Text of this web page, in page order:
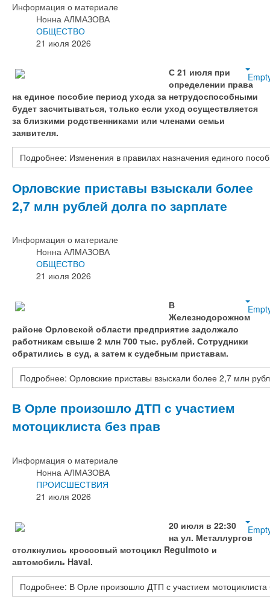
Информация о материале
Нонна АЛМАЗОВА
ОБЩЕСТВО
21 июля 2026
С 21 июля при
определении права
на единое пособие период ухода за нетрудоспособными
будет засчитываться, только если уход осуществляется
за близкими родственниками или членами семьи
заявителя.
Подробнее: Изменения в правилах назначения единого
Орловские приставы взыскали более
2,7 млн рублей долга по зарплате
Информация о материале
Нонна АЛМАЗОВА
ОБЩЕСТВО
21 июля 2026
В
Железнодорожном
районе Орловской области предприятие задолжало
работникам свыше 2 млн 700 тыс. рублей. Сотрудники
обратились в суд, а затем к судебным приставам.
Подробнее: Орловские приставы взыскали более 2,7 млн
В Орле произошло ДТП с участием
мотоциклиста без прав
Информация о материале
Нонна АЛМАЗОВА
ПРОИСШЕСТВИЯ
21 июля 2026
20 июля в 22:30
на ул. Металлургов
столкнулись кроссовый мотоцикл Regulmoto и
автомобиль Haval.
Подробнее: В Орле произошло ДТП с участием мотоциклиста